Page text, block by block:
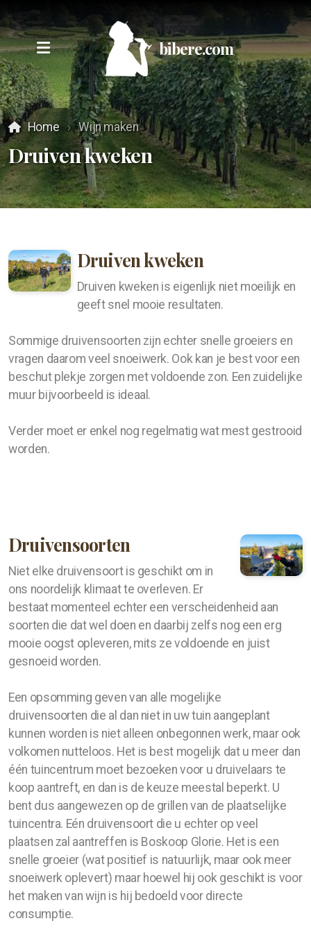
bibere.com
Home Wijn maken
Druiven kweken
Druiven kweken
Druiven kweken is eigenlijk niet moeilijk en
geeft snel mooie resultaten.
Sommige druivensoorten zijn echter snelle groeiers en
vragen daarom veel snoeiwerk. Ook kan je best voor een
beschut plekje zorgen met voldoende zon. Een zuidelijke
muur bijvoorbeeld is ideaal.
Verder moet er enkel nog regelmatig wat mest gestrooid
worden.
Druivensoorten
Niet elke druivensoort is geschikt om in
ons noordelijk klimaat te overleven. Er
bestaat momenteel echter een verscheidenheid aan
soorten die dat wel doen en daarbij zelfs nog een erg
mooie oogst opleveren, mits ze voldoende en juist
gesnoeid worden.
Een opsomming geven van alle mogelijke
druivensoorten die al dan niet in uw tuin aangeplant
kunnen worden is niet alleen onbegonnen werk, maar ook
volkomen nutteloos. Het is best mogelijk dat u meer dan
één tuincentrum moet bezoeken voor u druivelaars te
koop aantreft, en dan is de keuze meestal beperkt. U
bent dus aangewezen op de grillen van de plaatselijke
tuincentra. Eén druivensoort die u echter op veel
plaatsen zal aantreffen is Boskoop Glorie. Het is een
snelle groeier (wat positief is natuurlijk, maar ook meer
snoeiwerk oplevert) maar hoewel hij ook geschikt is voor
het maken van wijn is hij bedoeld voor directe
consumptie.
Ingrediënten
Most verkrijgen
Materiaal
Hydrometer
Fruitpers maken
Hydrometer
Recepten
Gistingbeheerder
Berkensap
Zoete wijn
Nieuwe planten
Snoeien: de eerste 3 jaar
Snoeien